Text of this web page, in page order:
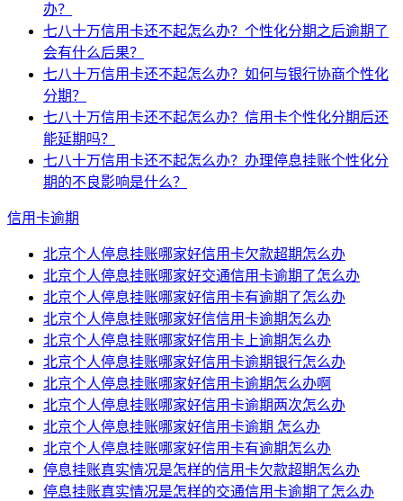
办？
七八十万信用卡还不起怎么办？个性化分期之后逾期了
会有什么后果？
七八十万信用卡还不起怎么办？如何与银行协商个性化
分期？
七八十万信用卡还不起怎么办？信用卡个性化分期后还
能延期吗？
七八十万信用卡还不起怎么办？办理停息挂账个性化分
期的不良影响是什么？
信用卡逾期
北京个人停息挂账哪家好信用卡欠款超期怎么办
北京个人停息挂账哪家好交通信用卡逾期了怎么办
北京个人停息挂账哪家好信用卡有逾期了怎么办
北京个人停息挂账哪家好信信用卡逾期怎么办
北京个人停息挂账哪家好信用卡上逾期怎么办
北京个人停息挂账哪家好信用卡逾期银行怎么办
北京个人停息挂账哪家好信用卡逾期怎么办啊
北京个人停息挂账哪家好信用卡逾期两次怎么办
北京个人停息挂账哪家好信用卡逾期 怎么办
北京个人停息挂账哪家好信用卡有逾期怎么办
停息挂账真实情况是怎样的信用卡欠款超期怎么办
停息挂账真实情况是怎样的交通信用卡逾期了怎么办